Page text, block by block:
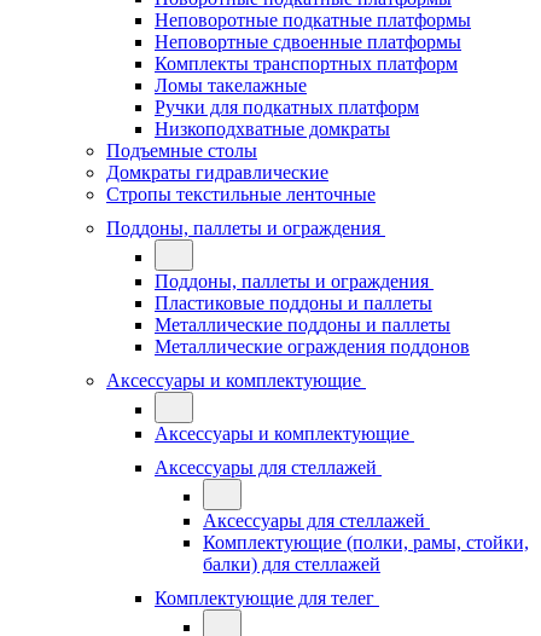
Неповоротные подкатные платформы
Неповортные сдвоенные платформы
Комплекты транспортных платформ
Ломы такелажные
Ручки для подкатных платформ
Низкоподхватные домкраты
Подъемные столы
Домкраты гидравлические
Стропы текстильные ленточные
Поддоны, паллеты и ограждения
Поддоны, паллеты и ограждения
Пластиковые поддоны и паллеты
Металлические поддоны и паллеты
Металлические ограждения поддонов
Аксессуары и комплектующие
Аксессуары и комплектующие
Аксессуары для стеллажей
Аксессуары для стеллажей
Комплектующие (полки, рамы, стойки,
балки) для стеллажей
Комплектующие для телег